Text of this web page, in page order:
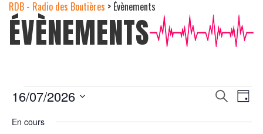
RDB - Radio des Boutières > Évènements
ÉVÈNEMENTS
Recherche
de
Jour
16/07/2026
une
En cours